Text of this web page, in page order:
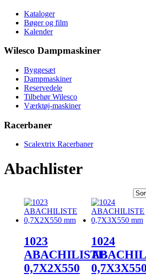
Kataloger
Bøger og film
Kalender
Wilesco Dampmaskiner
Byggesæt
Dampmaskiner
Reservedele
Tilbehør Wilesco
Værktøj-maskiner
Racerbaner
Scalextrix Racerbaner
Abachlister
1023
ABACHILISTE
0,7X2X550
1024
0,7X3X550